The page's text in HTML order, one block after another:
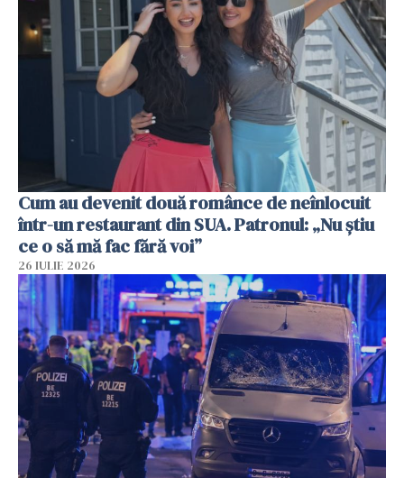
Cum au devenit două românce de neînlocuit
într-un restaurant din SUA. Patronul: „Nu știu
ce o să mă fac fără voi”
26 IULIE 2026